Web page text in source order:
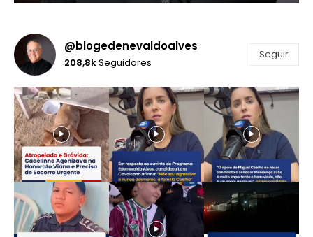
@blogedenevaldoalves
208,8kSeguidores
Seguir